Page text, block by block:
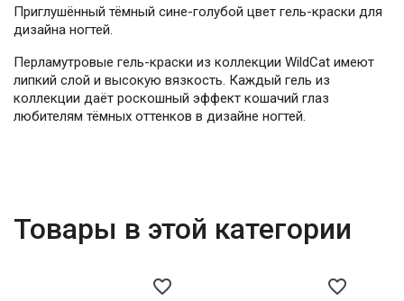
Приглушённый тёмный сине-голубой цвет гель-краски для
дизайна ногтей.
Перламутровые гель-краски из коллекции WildCat имеют
липкий слой и высокую вязкость. Каждый гель из
коллекции даёт роскошный эффект кошачий глаз
любителям тёмных оттенков в дизайне ногтей.
Товары в этой категории
favorite_border favorite_border